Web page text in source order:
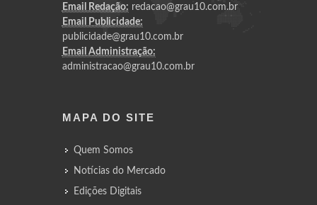
Email Redação: redacao@grau10.com.br
Email Publicidade:
publicidade@grau10.com.br
Email Administração:
administracao@grau10.com.br
MAPA DO SITE
Quem Somos
Notícias do Mercado
Edições Digitais